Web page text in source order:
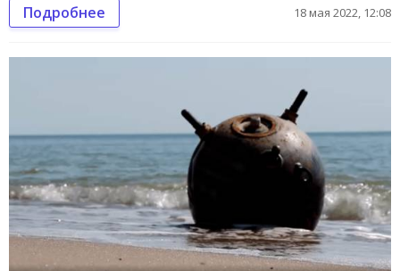
Подробнее 18 мая 2022, 12:08